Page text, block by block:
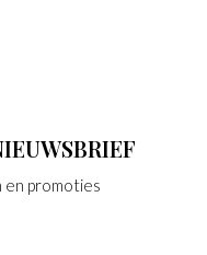
en promoties